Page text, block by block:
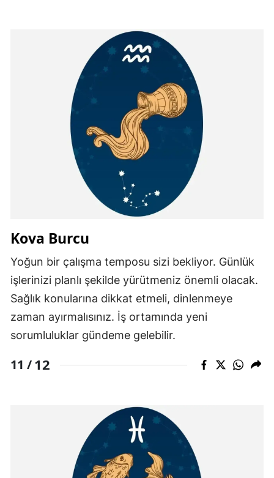
Kova Burcu
Yoğun bir çalışma temposu sizi bekliyor. Günlük
işlerinizi planlı şekilde yürütmeniz önemli olacak.
Sağlık konularına dikkat etmeli, dinlenmeye
zaman ayırmalısınız. İş ortamında yeni
sorumluluklar gündeme gelebilir.
11 /12